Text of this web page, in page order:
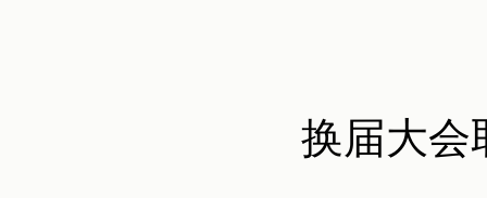
换届大会